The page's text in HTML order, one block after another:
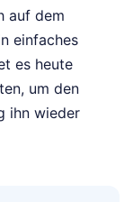
auf dem
einfaches
es heute
um den
ihn wieder